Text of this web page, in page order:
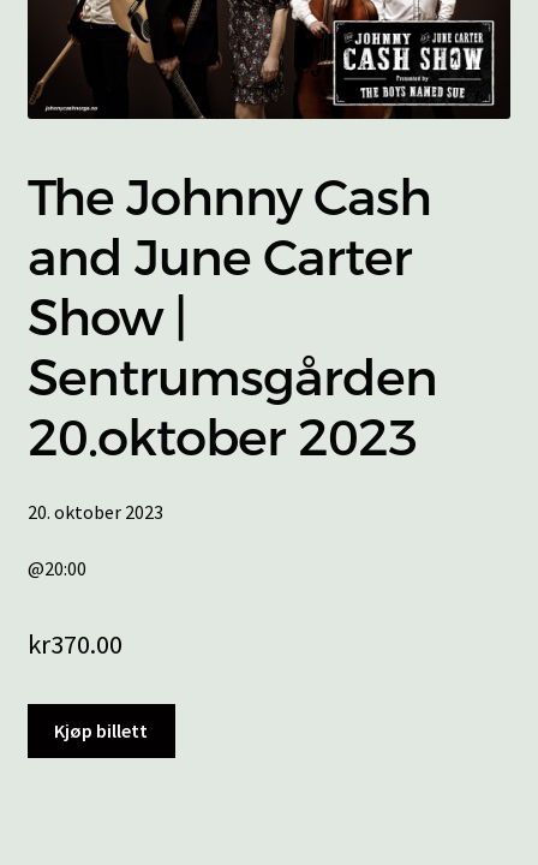
KONTAKT
SPØRSMÅL OG SVAR
Min konto
The Johnny Cash
and June Carter
Show |
Sentrumsgården
20.oktober 2023
20. oktober 2023
@20:00
kr370.00
Kjøp billett